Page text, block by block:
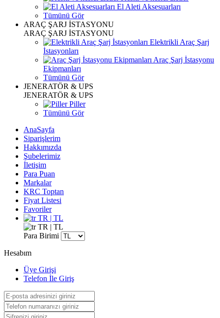
El Aleti Aksesuarları
Tümünü Gör
ARAÇ ŞARJ İSTASYONU
ARAÇ ŞARJ İSTASYONU
Elektrikli Araç Şarj
İstasyonları
Araç Şarj İstasyonu
Ekipmanları
Tümünü Gör
JENERATÖR & UPS
JENERATÖR & UPS
Piller
Tümünü Gör
AnaSayfa
Siparişlerim
Hakkımızda
Şubelerimiz
İletişim
Para Puan
Markalar
KRC Toptan
Fiyat Listesi
Favoriler
TR | TL
TR | TL
Para Birimi
Hesabım
Üye Girişi
Telefon İle Giriş